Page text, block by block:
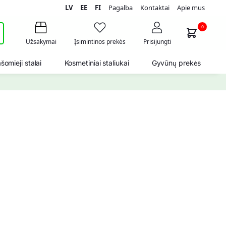
LV EE FI Pagalba Kontaktai Apie mus
Užsakymai Įsimintinos prekės Prisijungti
0
stalai Kosmetiniai staliukai Gyvūnų prekės